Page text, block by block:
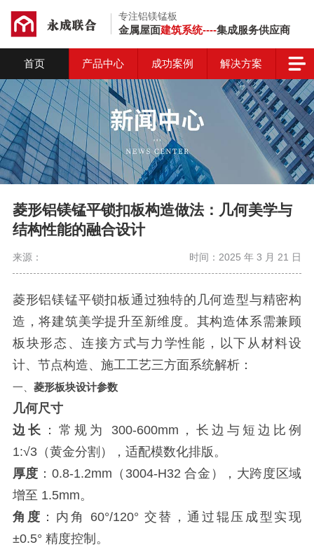
专注铝镁锰板
金属屋面建筑系统----集成服务供应商
首页 产品中心 成功案例 解决方案
菱形铝镁锰平锁扣板构造做法：几何美学与
结构性能的融合设计
来源： 时间：2025 年 3 月 21 日
菱形铝镁锰平锁扣板通过独特的几何造型与精密构
造，将建筑美学提升至新维度。其构造体系需兼顾
板块形态、连接方式与力学性能，以下从材料设
计、节点构造、施工工艺三方面系统解析：
一、 菱形板块设计参数
几何尺寸
边长 ：常规为 300-600mm，长边与短边比例
1:√3（黄金分割），适配模数化排版。
厚度 ：0.8-1.2mm（3004-H32 合金），大跨度区域
增至 1.5mm。
角度 ：内角 60°/120° 交替，通过辊压成型实现
±0.5° 精度控制。